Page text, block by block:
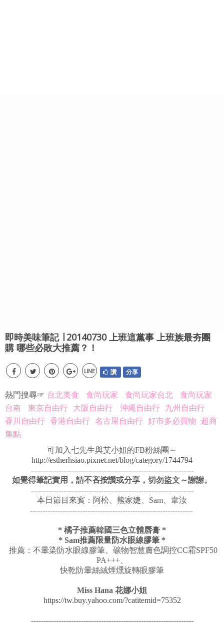
即時美味筆記 ∣ 20140730 上班這黨事 上班族最夯團
購 哪些必敗大推薦？！
LINE 讚 分享
熱門搜尋☞ 台北美食 食尚玩家 食尚玩家台北
食尚玩家
台南
東京自由行 大阪自由行 沖繩自由行 九州自由行
香川自由行 香港自由行 名古屋自由行 好市多必買物 超商
集點
可加入七先生與艾小姐的FB粉絲團～
http://estherhsiao.pixnet.net/blog/category/1744794
-----------------------------------------------------------------
如覺得筆記實用，請不吝按讚或分享，切勿盜文～謝謝。
-----------------------------------------------------------------
本日節目來賓：阿松、熊家婕、Sam、韋汝
-----------------------------------------------------------------
* 橘子推薦韓國三色立體唇膏 *
* Sam推薦限量防水眼線膠筆 *
推薦：不暈染防水眼線膠筆、礦物智慧膚色調控CC霜SPF50
PA+++、
快乾防暈絲絨煙燻旋轉眼膠筆
Miss Hana 花娜小姐
https://tw.buy.yahoo.com/?catitemid=75352
-----------------------------------------------------------------